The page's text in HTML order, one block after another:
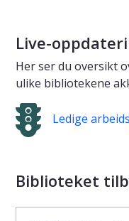
Live-
Her ser du oversikt
ulike bibliotekene
Ledige
Biblioteket